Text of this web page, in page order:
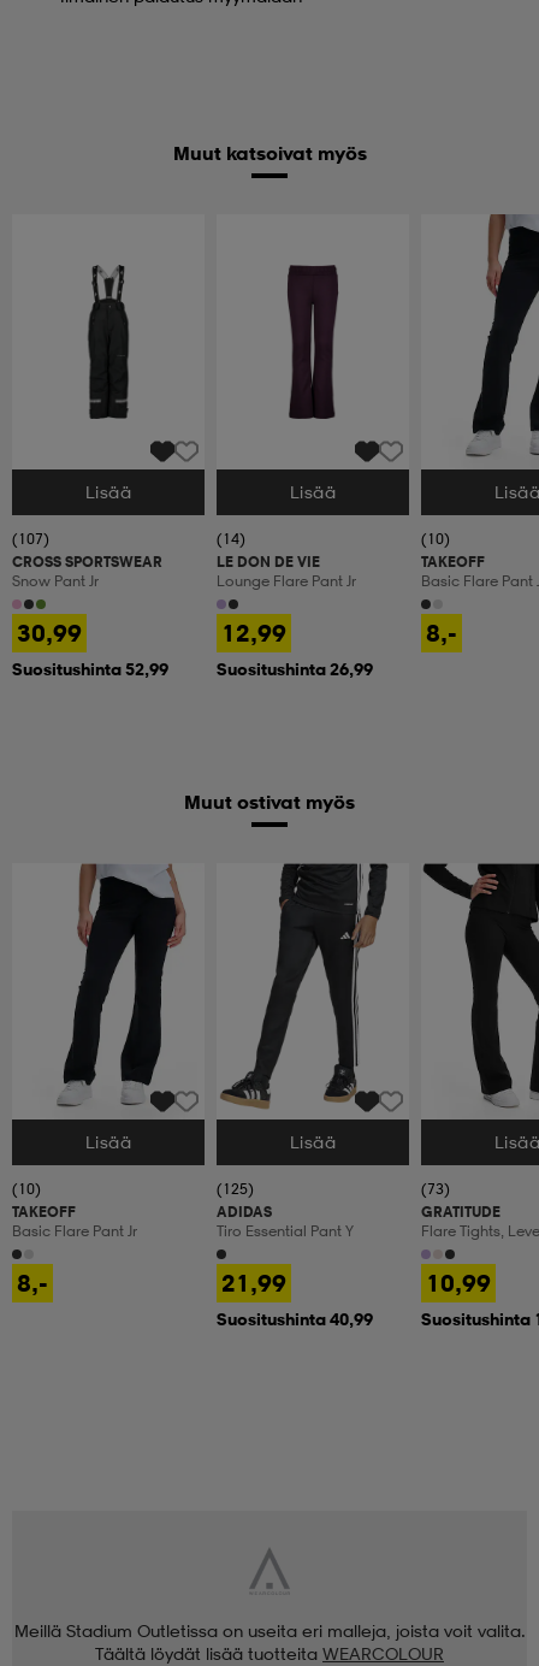
Muut katsoivat myös
Valitse Koko
Lisää
(107)
CROSS SPORTSWEAR
Snow Pant Jr
30,99
Suositushinta 52,99
Valitse Koko
Lisää
(14)
LE DON DE VIE
Lounge Flare Pant Jr
12,99
Suositushinta 26,99
Valitse Koko
(10)
TAKEOFF
Basic Flare Pant
8,-
Muut ostivat myös
Valitse Koko
Lisää
(10)
TAKEOFF
Basic Flare Pant Jr
8,-
Valitse Koko
Lisää
(125)
ADIDAS
Tiro Essential Pant Y
21,99
Suositushinta 40,99
Valitse Koko
(73)
GRATITUDE
Flare Tights,
Treenitrikoot,
10,99
Suositushinta
Meillä Stadium Outletissa on useita eri malleja, joista voit valita.
Täältä löydät lisää tuotteita WEARCOLOUR